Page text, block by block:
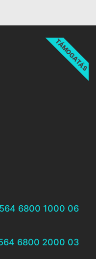
TÁMOGATÁS
6800 1000 06
6800 2000 03